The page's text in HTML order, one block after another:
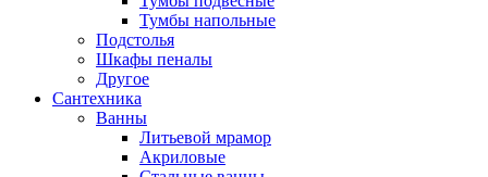
Тумбы напольные
Подстолья
Шкафы пеналы
Другое
Сантехника
Ванны
Литьевой мрамор
Акриловые